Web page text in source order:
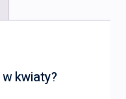
kwiaty?